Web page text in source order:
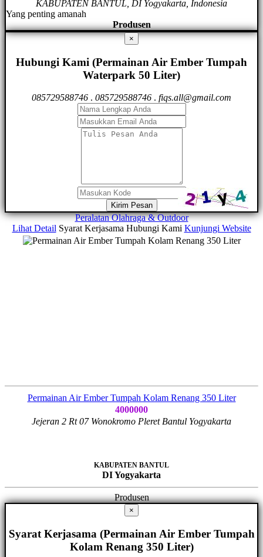
KABUPATEN BANTUL, DI Yogyakarta, Indonesia
Yang penting amanah
Produsen
×
Hubungi Kami (Permainan Air Ember Tumpah
Waterpark 50 Liter)
085729588746 . 085729588746 . fiqs.all@gmail.com
Kirim Pesan
Peralatan Olahraga & Outdoor
Lihat Detail Syarat Kerjasama Hubungi Kami Kunjungi Website
Permainan Air Ember Tumpah Kolam Renang 350 Liter
4000000
Jejeran 2 Rt 07 Wonokromo Pleret Bantul Yogyakarta
KABUPATEN BANTUL
DI Yogyakarta
Produsen
×
Syarat Kerjasama (Permainan Air Ember Tumpah
Kolam Renang 350 Liter)